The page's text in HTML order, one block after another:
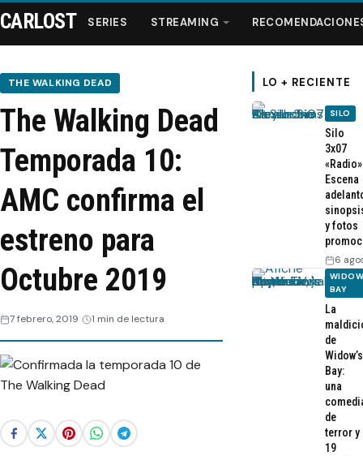
Series
Streaming
Recomendaciones
CARLOST SERIES STREAMING
THE WALKING DEAD
The Walking Dead
Temporada 10:
AMC confirma el
estreno para
Octubre 2019
7 febrero, 2019 1 min de lectura
LO + RECIENTE
SILO
Silo
3x07
Escena
y fotos
6
BAY
La
de
Widow’s
Bay:
una
de
terror y
19